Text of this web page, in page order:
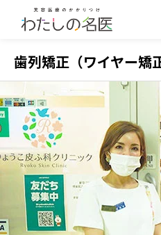
歯列矯正（ワイヤー矯